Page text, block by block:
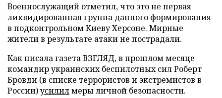
Военнослужащий отметил, что это не первая
ликвидированная группа данного формирования
в подконтрольном Киеву Херсоне. Мирные
жители в результате атаки не пострадали.
Как писала газета ВЗГЛЯД, в прошлом месяце
командир украинских беспилотных сил Роберт
Бровди (в списке террористов и экстремистов в
России)усилилмеры личной безопасности.